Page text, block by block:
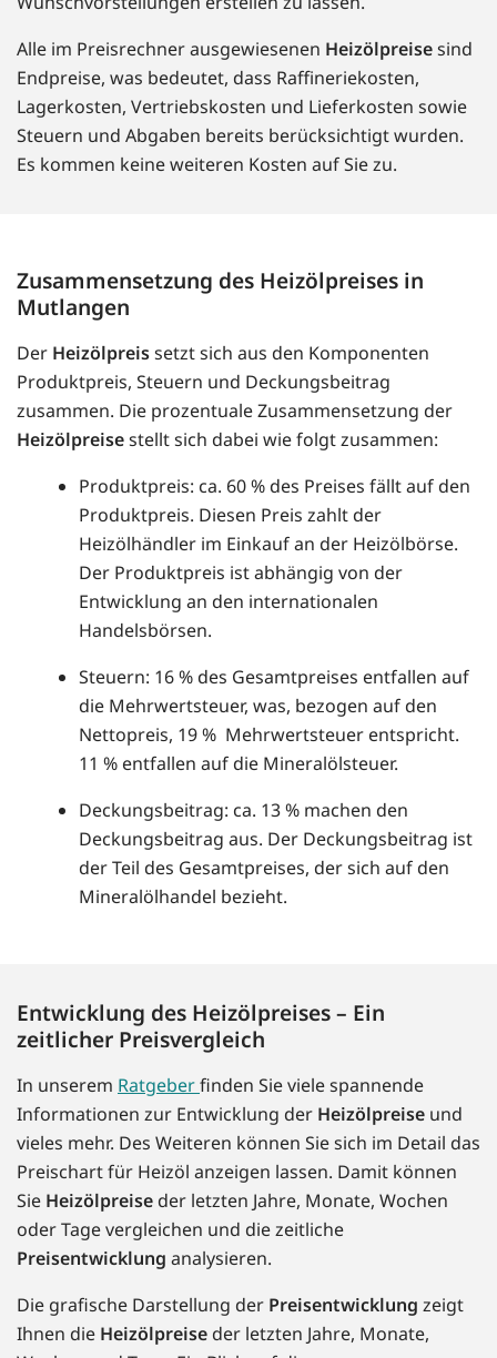
Alle im Preisrechner ausgewiesenen Heizölpreisesind
Endpreise, was bedeutet, dass Raffineriekosten,
Lagerkosten, Vertriebskosten und Lieferkosten sowie
Steuern und Abgaben bereits berücksichtigt wurden.
Es kommen keine weiteren Kosten auf Sie zu.
Zusammensetzung des Heizölpreises in
Mutlangen
Der Heizölpreissetzt sich aus den Komponenten
Produktpreis, Steuern und Deckungsbeitrag
zusammen. Die prozentuale Zusammensetzung der
Heizölpreisestellt sich dabei wie folgt zusammen:
Produktpreis: ca. 60 % des Preises fällt auf den
Produktpreis. Diesen Preis zahlt der
Heizölhändler im Einkauf an der Heizölbörse.
Der Produktpreis ist abhängig von der
Entwicklung an den internationalen
Handelsbörsen.
Steuern: 16 % des Gesamtpreises entfallen auf
die Mehrwertsteuer, was, bezogen auf den
Nettopreis, 19 % Mehrwertsteuer entspricht.
11 % entfallen auf die Mineralölsteuer.
Deckungsbeitrag: ca. 13 % machen den
Deckungsbeitrag aus. Der Deckungsbeitrag ist
der Teil des Gesamtpreises, der sich auf den
Mineralölhandel bezieht.
Entwicklung des Heizölpreises – Ein
zeitlicher Preisvergleich
In unserem Ratgeberfinden Sie viele spannende
Informationen zur Entwicklung der Heizölpreise und
vieles mehr. Des Weiteren können Sie sich im Detail das
Preischart für Heizöl anzeigen lassen. Damit können
Sie Heizölpreise der letzten Jahre, Monate, Wochen
oder Tage vergleichen und die zeitliche
Preisentwicklung analysieren.
Die grafische Darstellung der Preisentwicklung zeigt
Ihnen die Heizölpreise der letzten Jahre, Monate,